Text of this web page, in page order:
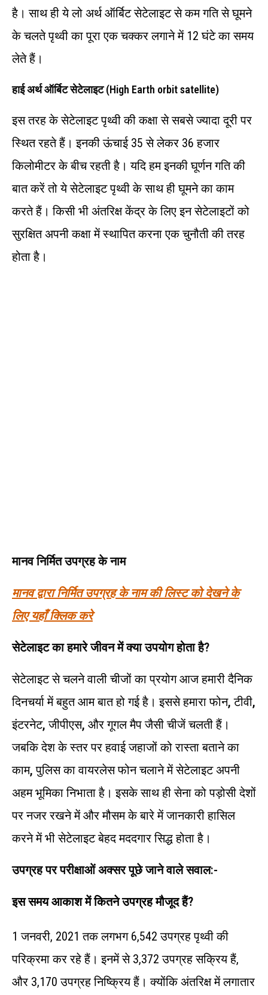
है। साथ ही ये लो अर्थ ऑर्बिट सेटेलाइट से कम गति से घूमने
के चलते पृथ्‍वी का पूरा एक चक्‍कर लगाने में 12 घंटे का समय
लेते हैं।
हाई अर्थ ऑर्बिट सेटेलाइट(High Earth orbit satellite)
इस तरह के सेटेलाइट पृथ्‍वी की कक्षा से सबसे ज्यादा दूरी पर
स्‍थित रहते हैं। इनकी ऊंचाई 35 से लेकर 36 हजार
किलोमीटर के बीच रहती है। यदि हम इनकी घूर्णन गति की
बात करें तो ये सेटेलाइट पृथ्‍वी के साथ ही घूमने का काम
करते हैं। किसी भी अंतरिक्ष केंद्र के लिए इन सेटेलाइटों को
सुरक्षित अपनी कक्षा में स्‍थापित करना एक चुनौती की तरह
होता है।
मानव निर्मित उपग्रह के नाम
मानव द्वारा निर्मित उपग्रह के नाम की लिस्ट को देखने के
लिए यहाँ क्लिक करे
सेटेलाइट का हमारे जीवन में क्या उपयोग होता है?
सेटेलाइट से चलने वाली चीजों का प्रयोग आज हमारी दैनिक
दिनचर्या में बहुत आम बात हो गई है। इससे हमारा फोन,टीवी,
इंटरनेट,जीपीएस, और गूगल मैप जैसी चीजें चलती हैं।
जबकि देश के स्तर पर हवाई जहाजों को रास्‍ता बताने का
काम,पुलिस का वायरलेस फोन चलाने में सेटेलाइट अपनी
अहम भूमिका निभाता है। इसके साथ ही सेना को पड़ोसी देशों
पर नजर रखने में और मौसम के बारे में जानकारी हासिल
करने में भी सेटेलाइट बेहद मददगार सिद्ध होता है।
उपग्रह पर परीक्षाओं अक्सर पूछे जाने वाले सवाल:-
इस समय आकाश में कितने उपग्रह मौजूद हैं?
1 जनवरी, 2021 तक लगभग 6,542 उपग्रह पृथ्वी की
परिक्रमा कर रहे हैं। इनमें से 3,372 उपग्रह सक्रिय हैं,
और 3,170 उपग्रह निष्क्रिय हैं। क्‍योंकि अंतरिक्ष में लगातार